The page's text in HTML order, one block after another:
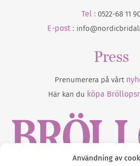
Användning av
Tel : 0522-68 11
E-post :
Press
Prenumerera på vårt
Här kan du köpa